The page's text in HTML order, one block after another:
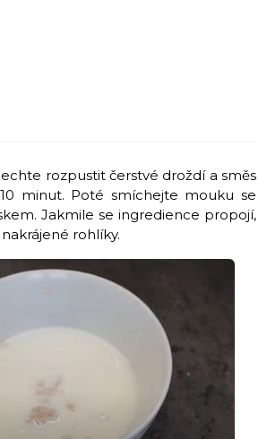
rozpustit čerstvé droždí a směs
minut. Poté smíchejte mouku se
Jakmile se ingredience propojí,
rohlíky.